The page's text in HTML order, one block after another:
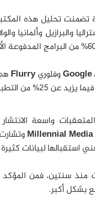
قمنا بدراسة تضمنت تحليل
والبرازيل وألمانيا
GoogleوفلوريFlurry
من التطبيقات.
واسعة
Millennial Media
استقبالها لبيانات
منذ سنتين، فمن
بشكل أكبر.